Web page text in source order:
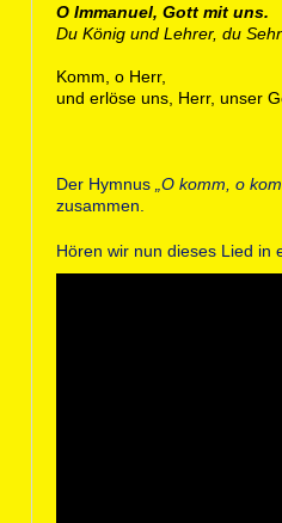
O Immanuel, Gott mit uns.
Du König und Lehrer, du
Komm, o Herr,
und erlöse uns, Herr, unser
Der Hymnus „O komm, o
zusammen.
Hören wir nun dieses Lied in